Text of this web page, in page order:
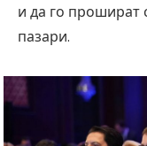
и да го прошират
пазари.